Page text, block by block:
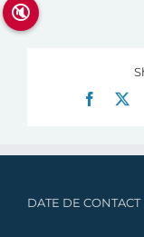
DATE DE CONTACT
🔇